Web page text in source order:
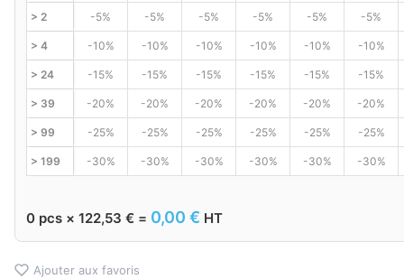
> 2 -5% -5% -5% -5% -5% -5%
> 4 -10% -10% -10% -10% -10% -10%
> 24 -15% -15% -15% -15% -15% -15%
> 39 -20% -20% -20% -20% -20% -20%
> 99 -25% -25% -25% -25% -25% -25%
> 199 -30% -30% -30% -30% -30% -30%
0 pcs × 122,53 € = 0,00 € HT
Ajouter aux favoris